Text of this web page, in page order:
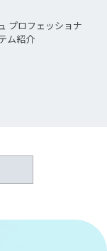
プロフェッショナ
ム紹介